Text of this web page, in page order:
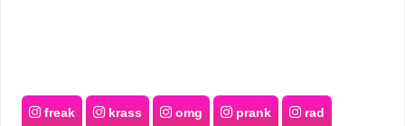
freak krass omg prank rad